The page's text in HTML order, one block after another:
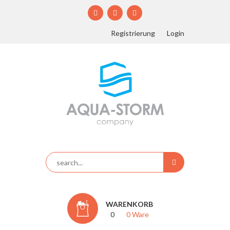
Registrierung Login
WARENKORB
0 Ware
0